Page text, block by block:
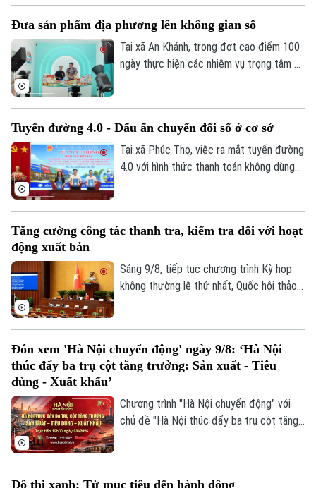
Chuyên mục
trên địa bàn.
Đưa sản phẩm địa phương lên không gian số
Tại xã An Khánh, trong đợt cao điểm 100
ngày thực hiện các nhiệm vụ trọng tâm về
cận thị trường.
Tuyến đường 4.0 - Dấu ấn chuyển đổi số ở cơ sở
Tại xã Phúc Thọ, việc ra mắt tuyến đường
4.0 với hình thức thanh toán không dùng
ngay từ cơ sở.
Tăng cường công tác thanh tra, kiểm tra đối với hoạt
động xuất bản
Sáng 9/8, tiếp tục chương trình Kỳ họp
không thường lệ thứ nhất, Quốc hội thảo
Đón xem 'Hà Nội chuyển động' ngày 9/8: ‘Hà Nội
thúc đẩy ba trụ cột tăng trưởng: Sản xuất - Tiêu
dùng - Xuất khẩu’
Chương trình "Hà Nội chuyển động" với
chủ đề "Hà Nội thúc đẩy ba trụ cột tăng
Đô thị xanh: Từ mục tiêu đến hành động